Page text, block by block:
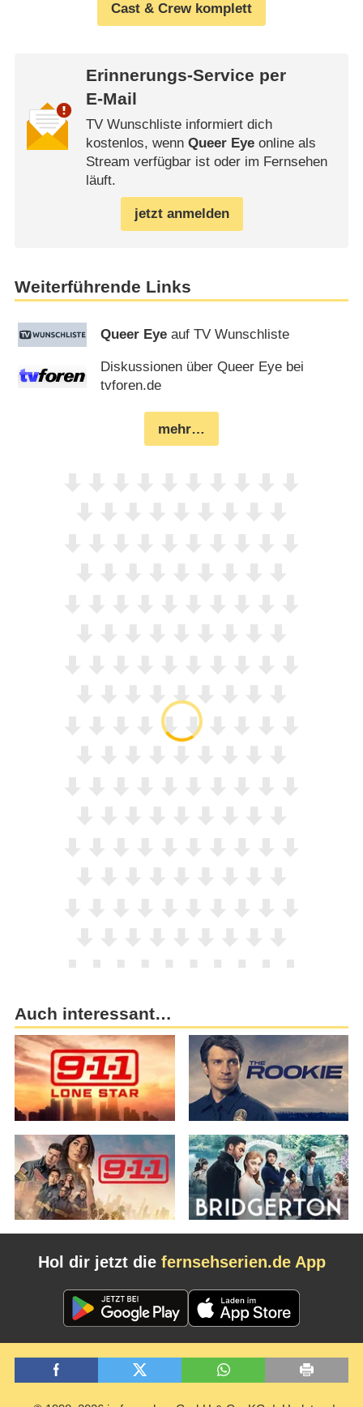
Cast & Crew komplett
Erinnerungs-Service per
E-Mail
TV Wunschliste informiert dich
kostenlos, wenn Queer Eyeonline als
Stream verfügbar ist oder im Fernsehen
läuft.
jetzt anmelden
Weiterführende Links
Queer Eye auf TV Wunschliste
Diskussionen über Queer Eye bei
tvforen.de
mehr…
Auch interessant…
Hol dir jetzt die fernsehserien.de App